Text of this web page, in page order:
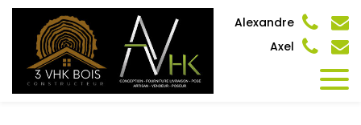
Alexandre
Axel
Panneau de gestion des cookies